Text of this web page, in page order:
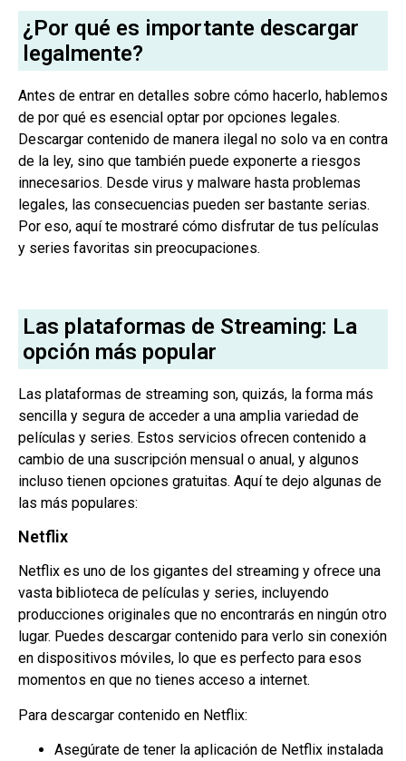
¿Por qué es importante descargar
legalmente?
Antes de entrar en detalles sobre cómo hacerlo, hablemos
de por qué es esencial optar por opciones legales.
Descargar contenido de manera ilegal no solo va en contra
de la ley, sino que también puede exponerte a riesgos
innecesarios. Desde virus y malware hasta problemas
legales, las consecuencias pueden ser bastante serias.
Por eso, aquí te mostraré cómo disfrutar de tus películas
y series favoritas sin preocupaciones.
Las plataformas de Streaming: La
opción más popular
Las plataformas de streaming son, quizás, la forma más
sencilla y segura de acceder a una amplia variedad de
películas y series. Estos servicios ofrecen contenido a
cambio de una suscripción mensual o anual, y algunos
incluso tienen opciones gratuitas. Aquí te dejo algunas de
las más populares:
Netflix
Netflix es uno de los gigantes del streaming y ofrece una
vasta biblioteca de películas y series, incluyendo
producciones originales que no encontrarás en ningún otro
lugar. Puedes descargar contenido para verlo sin conexión
en dispositivos móviles, lo que es perfecto para esos
momentos en que no tienes acceso a internet.
Para descargar contenido en Netflix:
Asegúrate de tener la aplicación de Netflix instalada